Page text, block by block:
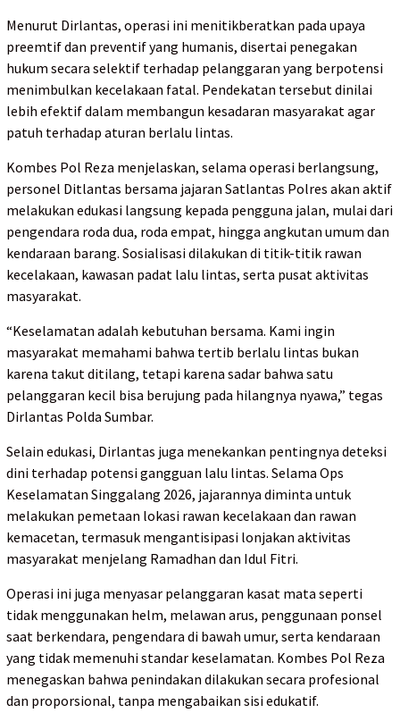
Menurut Dirlantas, operasi ini menitikberatkan pada upaya
preemtif dan preventif yang humanis, disertai penegakan
hukum secara selektif terhadap pelanggaran yang berpotensi
menimbulkan kecelakaan fatal. Pendekatan tersebut dinilai
lebih efektif dalam membangun kesadaran masyarakat agar
patuh terhadap aturan berlalu lintas.
Kombes Pol Reza menjelaskan, selama operasi berlangsung,
personel Ditlantas bersama jajaran Satlantas Polres akan aktif
melakukan edukasi langsung kepada pengguna jalan, mulai dari
pengendara roda dua, roda empat, hingga angkutan umum dan
kendaraan barang. Sosialisasi dilakukan di titik-titik rawan
kecelakaan, kawasan padat lalu lintas, serta pusat aktivitas
masyarakat.
“Keselamatan adalah kebutuhan bersama. Kami ingin
masyarakat memahami bahwa tertib berlalu lintas bukan
karena takut ditilang, tetapi karena sadar bahwa satu
pelanggaran kecil bisa berujung pada hilangnya nyawa,” tegas
Dirlantas Polda Sumbar.
Selain edukasi, Dirlantas juga menekankan pentingnya deteksi
dini terhadap potensi gangguan lalu lintas. Selama Ops
Keselamatan Singgalang 2026, jajarannya diminta untuk
melakukan pemetaan lokasi rawan kecelakaan dan rawan
kemacetan, termasuk mengantisipasi lonjakan aktivitas
masyarakat menjelang Ramadhan dan Idul Fitri.
Operasi ini juga menyasar pelanggaran kasat mata seperti
tidak menggunakan helm, melawan arus, penggunaan ponsel
saat berkendara, pengendara di bawah umur, serta kendaraan
yang tidak memenuhi standar keselamatan. Kombes Pol Reza
menegaskan bahwa penindakan dilakukan secara profesional
dan proporsional, tanpa mengabaikan sisi edukatif.